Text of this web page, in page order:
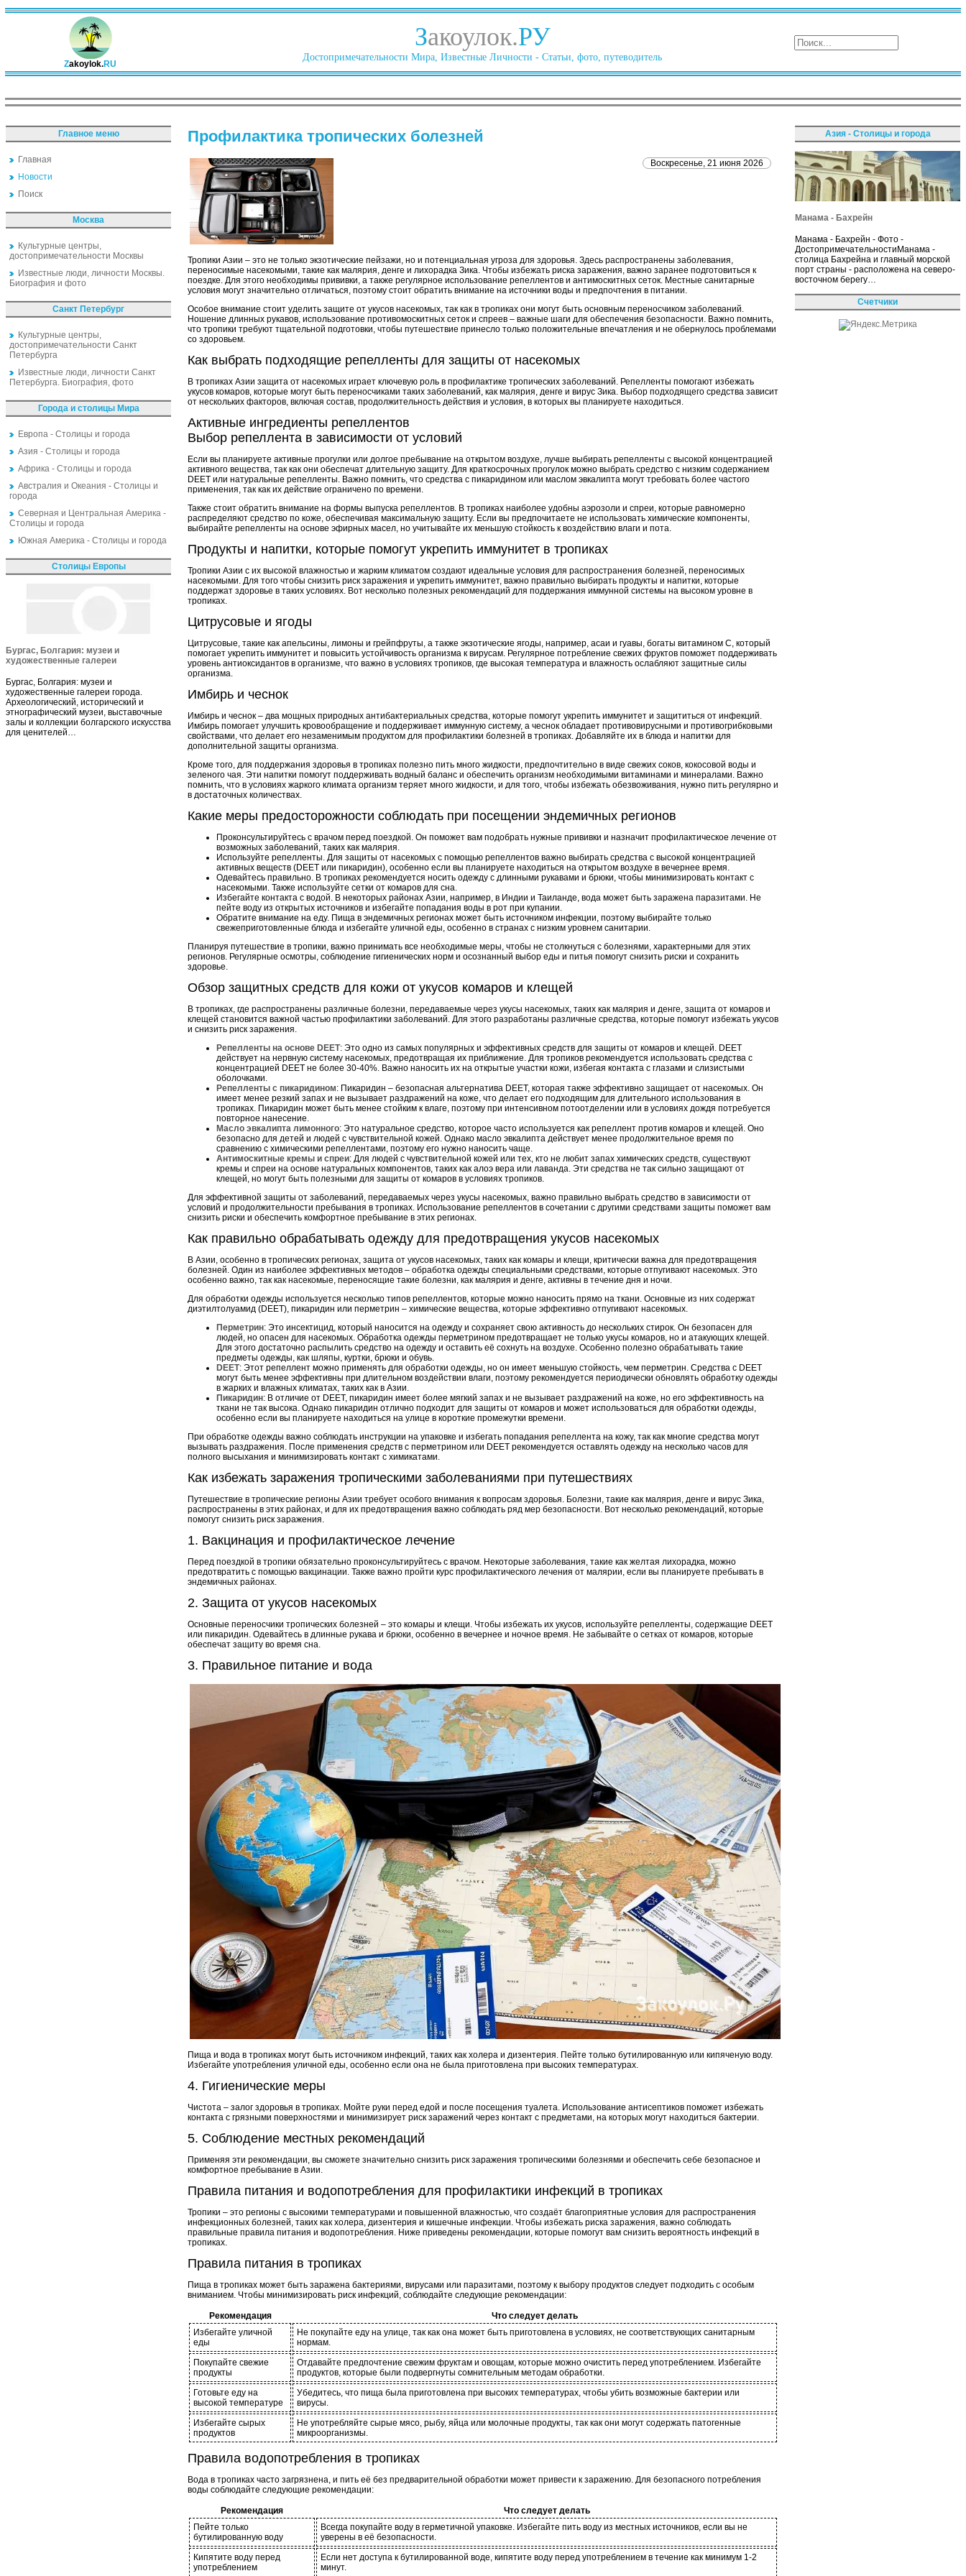
Zakoylok.RU
Закоулок.РУ
Достопримечательности Мира, Известные Личности - Статьи, фото, путеводитель
Главное меню
Главная
Новости
Поиск
Москва
Культурные центры,
достопримечательности Москвы
Известные люди, личности Москвы.
Биография и фото
Санкт Петербург
Культурные центры,
достопримечательности Санкт
Петербурга
Известные люди, личности Санкт
Петербурга. Биография, фото
Города и столицы Мира
Европа - Столицы и города
Азия - Столицы и города
Африка - Столицы и города
Австралия и Океания - Столицы и
города
Северная и Центральная Америка -
Столицы и города
Южная Америка - Столицы и города
Столицы Европы
Бургас, Болгария: музеи и
художественные галереи
Бургас, Болгария: музеи и
художественные галереи города.
Археологический, исторический и
этнографический музеи, выставочные
залы и коллекции болгарского искусства
для ценителей…
Профилактика тропических болезней
Воскресенье, 21 июня 2026
Тропики Азии – это не только экзотические пейзажи, но и потенциальная угроза для здоровья. Здесь распространены заболевания,
переносимые насекомыми, такие как малярия, денге и лихорадка Зика. Чтобы избежать риска заражения, важно заранее подготовиться к
поездке. Для этого необходимы прививки, а также регулярное использование репеллентов и антимоскитных сеток. Местные санитарные
условия могут значительно отличаться, поэтому стоит обратить внимание на источники воды и предпочтения в питании.
Особое внимание стоит уделить защите от укусов насекомых, так как в тропиках они могут быть основным переносчиком заболеваний.
Ношение длинных рукавов, использование противомоскитных сеток и спреев – важные шаги для обеспечения безопасности. Важно помнить,
что тропики требуют тщательной подготовки, чтобы путешествие принесло только положительные впечатления и не обернулось проблемами
со здоровьем.
Как выбрать подходящие репелленты для защиты от насекомых
В тропиках Азии защита от насекомых играет ключевую роль в профилактике тропических заболеваний. Репелленты помогают избежать
укусов комаров, которые могут быть переносчиками таких заболеваний, как малярия, денге и вирус Зика. Выбор подходящего средства зависит
от нескольких факторов, включая состав, продолжительность действия и условия, в которых вы планируете находиться.
Активные ингредиенты репеллентов
Выбор репеллента в зависимости от условий
Если вы планируете активные прогулки или долгое пребывание на открытом воздухе, лучше выбирать репелленты с высокой концентрацией
активного вещества, так как они обеспечат длительную защиту. Для краткосрочных прогулок можно выбрать средство с низким содержанием
DEET или натуральные репелленты. Важно помнить, что средства с пикаридином или маслом эвкалипта могут требовать более частого
применения, так как их действие ограничено по времени.
Также стоит обратить внимание на формы выпуска репеллентов. В тропиках наиболее удобны аэрозоли и спреи, которые равномерно
распределяют средство по коже, обеспечивая максимальную защиту. Если вы предпочитаете не использовать химические компоненты,
выбирайте репелленты на основе эфирных масел, но учитывайте их меньшую стойкость к воздействию влаги и пота.
Продукты и напитки, которые помогут укрепить иммунитет в тропиках
Тропики Азии с их высокой влажностью и жарким климатом создают идеальные условия для распространения болезней, переносимых
насекомыми. Для того чтобы снизить риск заражения и укрепить иммунитет, важно правильно выбирать продукты и напитки, которые
поддержат здоровье в таких условиях. Вот несколько полезных рекомендаций для поддержания иммунной системы на высоком уровне в
тропиках.
Цитрусовые и ягоды
Цитрусовые, такие как апельсины, лимоны и грейпфруты, а также экзотические ягоды, например, асаи и гуавы, богаты витамином C, который
помогает укрепить иммунитет и повысить устойчивость организма к вирусам. Регулярное потребление свежих фруктов поможет поддерживать
уровень антиоксидантов в организме, что важно в условиях тропиков, где высокая температура и влажность ослабляют защитные силы
организма.
Имбирь и чеснок
Имбирь и чеснок – два мощных природных антибактериальных средства, которые помогут укрепить иммунитет и защититься от инфекций.
Имбирь помогает улучшить кровообращение и поддерживает иммунную систему, а чеснок обладает противовирусными и противогрибковыми
свойствами, что делает его незаменимым продуктом для профилактики болезней в тропиках. Добавляйте их в блюда и напитки для
дополнительной защиты организма.
Кроме того, для поддержания здоровья в тропиках полезно пить много жидкости, предпочтительно в виде свежих соков, кокосовой воды и
зеленого чая. Эти напитки помогут поддерживать водный баланс и обеспечить организм необходимыми витаминами и минералами. Важно
помнить, что в условиях жаркого климата организм теряет много жидкости, и для того, чтобы избежать обезвоживания, нужно пить регулярно и
в достаточных количествах.
Какие меры предосторожности соблюдать при посещении эндемичных регионов
Проконсультируйтесь с врачом перед поездкой. Он поможет вам подобрать нужные прививки и назначит профилактическое лечение от
возможных заболеваний, таких как малярия.
Используйте репелленты. Для защиты от насекомых с помощью репеллентов важно выбирать средства с высокой концентрацией
активных веществ (DEET или пикаридин), особенно если вы планируете находиться на открытом воздухе в вечернее время.
Одевайтесь правильно. В тропиках рекомендуется носить одежду с длинными рукавами и брюки, чтобы минимизировать контакт с
насекомыми. Также используйте сетки от комаров для сна.
Избегайте контакта с водой. В некоторых районах Азии, например, в Индии и Таиланде, вода может быть заражена паразитами. Не
пейте воду из открытых источников и избегайте попадания воды в рот при купании.
Обратите внимание на еду. Пища в эндемичных регионах может быть источником инфекции, поэтому выбирайте только
свежеприготовленные блюда и избегайте уличной еды, особенно в странах с низким уровнем санитарии.
Планируя путешествие в тропики, важно принимать все необходимые меры, чтобы не столкнуться с болезнями, характерными для этих
регионов. Регулярные осмотры, соблюдение гигиенических норм и осознанный выбор еды и питья помогут снизить риски и сохранить
здоровье.
Обзор защитных средств для кожи от укусов комаров и клещей
В тропиках, где распространены различные болезни, передаваемые через укусы насекомых, таких как малярия и денге, защита от комаров и
клещей становится важной частью профилактики заболеваний. Для этого разработаны различные средства, которые помогут избежать укусов
и снизить риск заражения.
Репелленты на основе DEET: Это одно из самых популярных и эффективных средств для защиты от комаров и клещей. DEET
действует на нервную систему насекомых, предотвращая их приближение. Для тропиков рекомендуется использовать средства с
концентрацией DEET не более 30-40%. Важно наносить их на открытые участки кожи, избегая контакта с глазами и слизистыми
оболочками.
Репелленты с пикаридином: Пикаридин – безопасная альтернатива DEET, которая также эффективно защищает от насекомых. Он
имеет менее резкий запах и не вызывает раздражений на коже, что делает его подходящим для длительного использования в
тропиках. Пикаридин может быть менее стойким к влаге, поэтому при интенсивном потоотделении или в условиях дождя потребуется
повторное нанесение.
Масло эвкалипта лимонного: Это натуральное средство, которое часто используется как репеллент против комаров и клещей. Оно
безопасно для детей и людей с чувствительной кожей. Однако масло эвкалипта действует менее продолжительное время по
сравнению с химическими репеллентами, поэтому его нужно наносить чаще.
Антимоскитные кремы и спреи: Для людей с чувствительной кожей или тех, кто не любит запах химических средств, существуют
кремы и спреи на основе натуральных компонентов, таких как алоэ вера или лаванда. Эти средства не так сильно защищают от
клещей, но могут быть полезными для защиты от комаров в условиях тропиков.
Для эффективной защиты от заболеваний, передаваемых через укусы насекомых, важно правильно выбрать средство в зависимости от
условий и продолжительности пребывания в тропиках. Использование репеллентов в сочетании с другими средствами защиты поможет вам
снизить риски и обеспечить комфортное пребывание в этих регионах.
Как правильно обрабатывать одежду для предотвращения укусов насекомых
В Азии, особенно в тропических регионах, защита от укусов насекомых, таких как комары и клещи, критически важна для предотвращения
болезней. Один из наиболее эффективных методов – обработка одежды специальными средствами, которые отпугивают насекомых. Это
особенно важно, так как насекомые, переносящие такие болезни, как малярия и денге, активны в течение дня и ночи.
Для обработки одежды используется несколько типов репеллентов, которые можно наносить прямо на ткани. Основные из них содержат
диэтилтолуамид (DEET), пикаридин или перметрин – химические вещества, которые эффективно отпугивают насекомых.
Перметрин: Это инсектицид, который наносится на одежду и сохраняет свою активность до нескольких стирок. Он безопасен для
людей, но опасен для насекомых. Обработка одежды перметрином предотвращает не только укусы комаров, но и атакующих клещей.
Для этого достаточно распылить средство на одежду и оставить её сохнуть на воздухе. Особенно полезно обрабатывать такие
предметы одежды, как шляпы, куртки, брюки и обувь.
DEET: Этот репеллент можно применять для обработки одежды, но он имеет меньшую стойкость, чем перметрин. Средства с DEET
могут быть менее эффективны при длительном воздействии влаги, поэтому рекомендуется периодически обновлять обработку одежды
в жарких и влажных климатах, таких как в Азии.
Пикаридин: В отличие от DEET, пикаридин имеет более мягкий запах и не вызывает раздражений на коже, но его эффективность на
ткани не так высока. Однако пикаридин отлично подходит для защиты от комаров и может использоваться для обработки одежды,
особенно если вы планируете находиться на улице в короткие промежутки времени.
При обработке одежды важно соблюдать инструкции на упаковке и избегать попадания репеллента на кожу, так как многие средства могут
вызывать раздражения. После применения средств с перметрином или DEET рекомендуется оставлять одежду на несколько часов для
полного высыхания и минимизировать контакт с химикатами.
Как избежать заражения тропическими заболеваниями при путешествиях
Путешествие в тропические регионы Азии требует особого внимания к вопросам здоровья. Болезни, такие как малярия, денге и вирус Зика,
распространены в этих районах, и для их предотвращения важно соблюдать ряд мер безопасности. Вот несколько рекомендаций, которые
помогут снизить риск заражения.
1. Вакцинация и профилактическое лечение
Перед поездкой в тропики обязательно проконсультируйтесь с врачом. Некоторые заболевания, такие как желтая лихорадка, можно
предотвратить с помощью вакцинации. Также важно пройти курс профилактического лечения от малярии, если вы планируете пребывать в
эндемичных районах.
2. Защита от укусов насекомых
Основные переносчики тропических болезней – это комары и клещи. Чтобы избежать их укусов, используйте репелленты, содержащие DEET
или пикаридин. Одевайтесь в длинные рукава и брюки, особенно в вечернее и ночное время. Не забывайте о сетках от комаров, которые
обеспечат защиту во время сна.
3. Правильное питание и вода
Пища и вода в тропиках могут быть источником инфекций, таких как холера и дизентерия. Пейте только бутилированную или кипяченую воду.
Избегайте употребления уличной еды, особенно если она не была приготовлена при высоких температурах.
4. Гигиенические меры
Чистота – залог здоровья в тропиках. Мойте руки перед едой и после посещения туалета. Использование антисептиков поможет избежать
контакта с грязными поверхностями и минимизирует риск заражений через контакт с предметами, на которых могут находиться бактерии.
5. Соблюдение местных рекомендаций
Применяя эти рекомендации, вы сможете значительно снизить риск заражения тропическими болезнями и обеспечить себе безопасное и
комфортное пребывание в Азии.
Правила питания и водопотребления для профилактики инфекций в тропиках
Тропики – это регионы с высокими температурами и повышенной влажностью, что создаёт благоприятные условия для распространения
инфекционных болезней, таких как холера, дизентерия и кишечные инфекции. Чтобы избежать риска заражения, важно соблюдать
правильные правила питания и водопотребления. Ниже приведены рекомендации, которые помогут вам снизить вероятность инфекций в
тропиках.
Правила питания в тропиках
Пища в тропиках может быть заражена бактериями, вирусами или паразитами, поэтому к выбору продуктов следует подходить с особым
вниманием. Чтобы минимизировать риск инфекций, соблюдайте следующие рекомендации:
Рекомендация
Что следует делать
Избегайте уличной
еды
Не покупайте еду на улице, так как она может быть приготовлена в условиях, не соответствующих санитарным
нормам.
Покупайте свежие
продукты
Отдавайте предпочтение свежим фруктам и овощам, которые можно очистить перед употреблением. Избегайте
продуктов, которые были подвергнуты сомнительным методам обработки.
Готовьте еду на
высокой температуре
Убедитесь, что пища была приготовлена при высоких температурах, чтобы убить возможные бактерии или
вирусы.
Избегайте сырых
продуктов
Не употребляйте сырые мясо, рыбу, яйца или молочные продукты, так как они могут содержать патогенные
микроорганизмы.
Правила водопотребления в тропиках
Вода в тропиках часто загрязнена, и пить её без предварительной обработки может привести к заражению. Для безопасного потребления
воды соблюдайте следующие рекомендации:
Рекомендация
Что следует делать
Пейте только
бутилированную воду
Всегда покупайте воду в герметичной упаковке. Избегайте пить воду из местных источников, если вы не
уверены в её безопасности.
Кипятите воду перед
употреблением
Если нет доступа к бутилированной воде, кипятите воду перед употреблением в течение как минимум 1-2
минут.
Азия - Столицы и города
Манама - Бахрейн
Манама - Бахрейн - Фото -
ДостопримечательностиМанама -
столица Бахрейна и главный морской
порт страны - расположена на северо-
восточном берегу…
Счетчики